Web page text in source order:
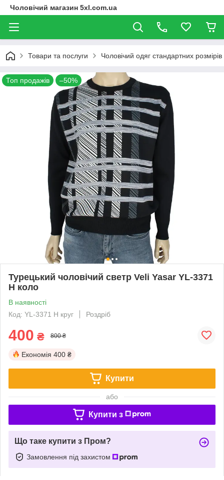
Чоловічий магазин 5xl.com.ua
Товари та послуги Чоловічий одяг стандартних розмірів
Топ продажів –50%
Турецький чоловічий светр Veli Yasar YL-3371
Н коло
В наявності
Код: YL-3371 Н круг
Роздріб
400 ₴ 800 ₴
Економія 400 ₴
Купити
або
Купити з
Що таке купити з Пром?
Замовлення під захистом